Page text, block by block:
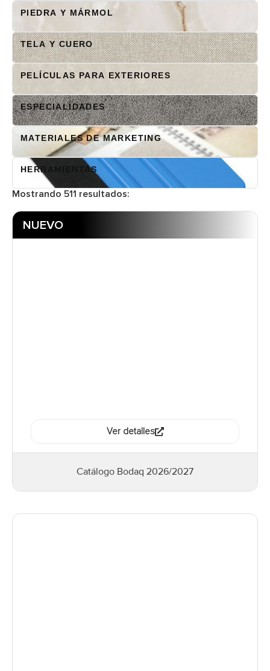
PIEDRA Y MÁRMOL
TELA Y CUERO
PELÍCULAS PARA EXTERIORES
ESPECIALIDADES
MATERIALES DE MARKETING
HERRAMIENTAS
Mostrando 511 resultados:
NUEVO
Ver detalles
Catálogo Bodaq 2026/2027